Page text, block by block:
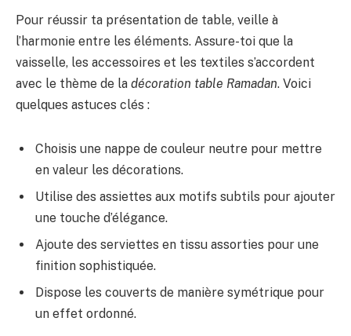
Pour réussir ta présentation de table, veille à
l’harmonie entre les éléments. Assure-toi que la
vaisselle, les accessoires et les textiles s’accordent
avec le thème de la décoration table Ramadan. Voici
quelques astuces clés :
Choisis une nappe de couleur neutre pour mettre
en valeur les décorations.
Utilise des assiettes aux motifs subtils pour ajouter
une touche d’élégance.
Ajoute des serviettes en tissu assorties pour une
finition sophistiquée.
Dispose les couverts de manière symétrique pour
un effet ordonné.